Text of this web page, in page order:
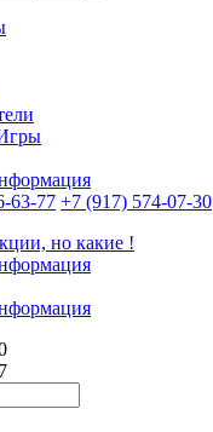
63-77 +7 (917) 574-07-30
но какие !